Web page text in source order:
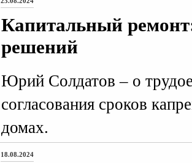
Капитальный
решений
Юрий Солдатов – о
согласования сроков
домах.
18.08.2024